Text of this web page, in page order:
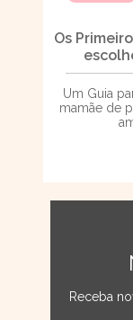
Os
Um Guia
mamãe de
Receba